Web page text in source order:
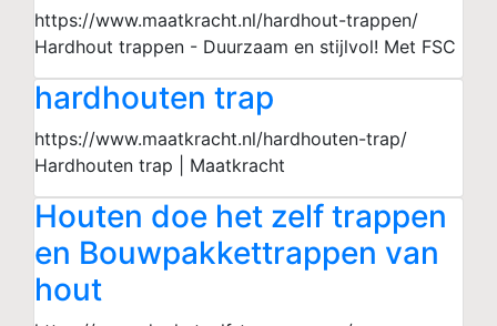
https://www.maatkracht.nl/hardhout-trappen/
Hardhout trappen - Duurzaam en stijlvol! Met FSC
hardhouten trap
https://www.maatkracht.nl/hardhouten-trap/
Hardhouten trap | Maatkracht
Houten doe het zelf trappen
en Bouwpakkettrappen van
hout